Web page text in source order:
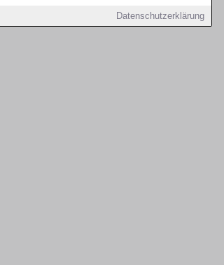
Datenschutzerklärung